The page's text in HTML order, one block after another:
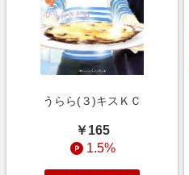
うらら(３)キスＫＣ
￥165
1.5%